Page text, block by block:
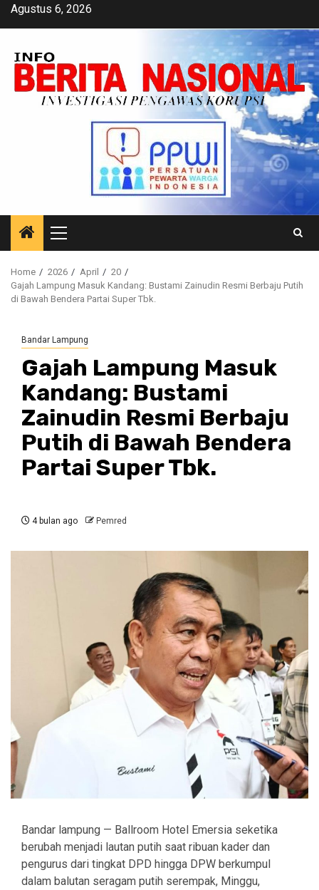
SkipAgustus 6, 2026
Primary
Menu
Home 2026 April
20
Gajah Lampung Masuk Kandang: Bustami Zainudin Resmi Berbaju Putih
di Bawah Bendera Partai Super Tbk.
Bandar Lampung
Gajah Lampung Masuk
Kandang: Bustami
Zainudin Resmi Berbaju
Putih di Bawah Bendera
Partai Super Tbk.
4 bulan ago Pemred
Bandar lampung — Ballroom Hotel Emersia seketika
berubah menjadi lautan putih saat ribuan kader dan
pengurus dari tingkat DPD hingga DPW berkumpul
dalam balutan seragam putih serempak, Minggu,